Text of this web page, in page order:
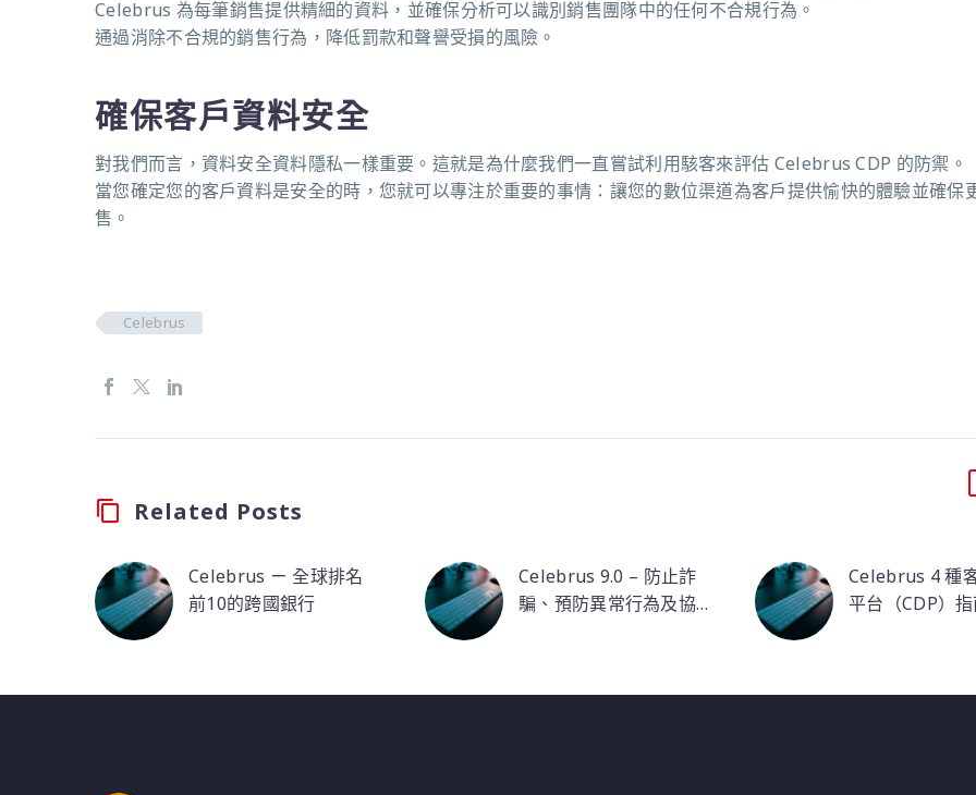
Celebrus 為每筆銷售提供精細的資料，並確保分析可以識別銷售團隊中的任何不合規行為。
通過消除不合規的銷售行為，降低罰款和聲譽受損的風險。
確保客戶資料安全
對我們而言，資料安全資料隱私一樣重要。這就是為什麼我們一直嘗試利用駭客來評估 Celebrus CDP 的防禦。
當您確定您的客戶資料是安全的時，您就可以專注於重要的事情：讓您的數位渠道為客戶提供愉快的體驗並確保
售。
Celebrus
Related Posts
Celebrus ㄧ 全球排名
前10的跨國銀行
Celebrus 9.0 – 防止詐
騙、預防異常行為及協
Celebrus 4 種
平台（CDP）指